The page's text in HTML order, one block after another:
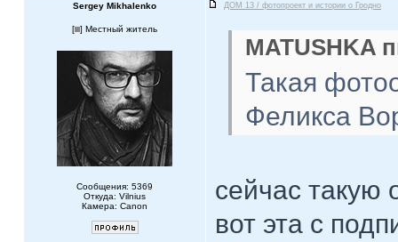
Sergey Mikhalenko ДОМ 13 / фотопроект и истории о Гродно
[ ] Местный житель
Сообщения: 5369
Откуда: Vilnius
Камера: Canon
MATUSHKA
Такая
Феликса
сейчас такую
вот эта с